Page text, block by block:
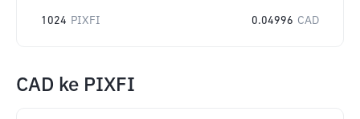
1024 PIXFI 0.04996 CAD
CAD ke PIXFI